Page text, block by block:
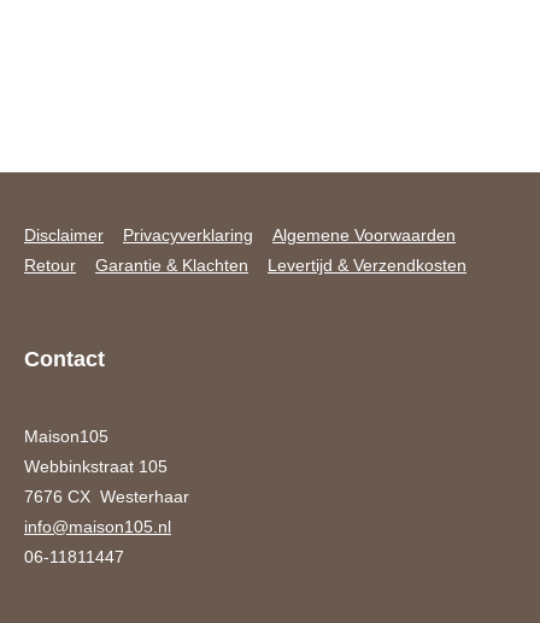
Disclaimer Privacyverklaring
Algemene Voorwaarden
Retour
Garantie & Klachten Levertijd & Verzendkosten
Contact
Maison105
Webbinkstraat 105
7676 CX Westerhaar
info@maison105.nl
06-11811447